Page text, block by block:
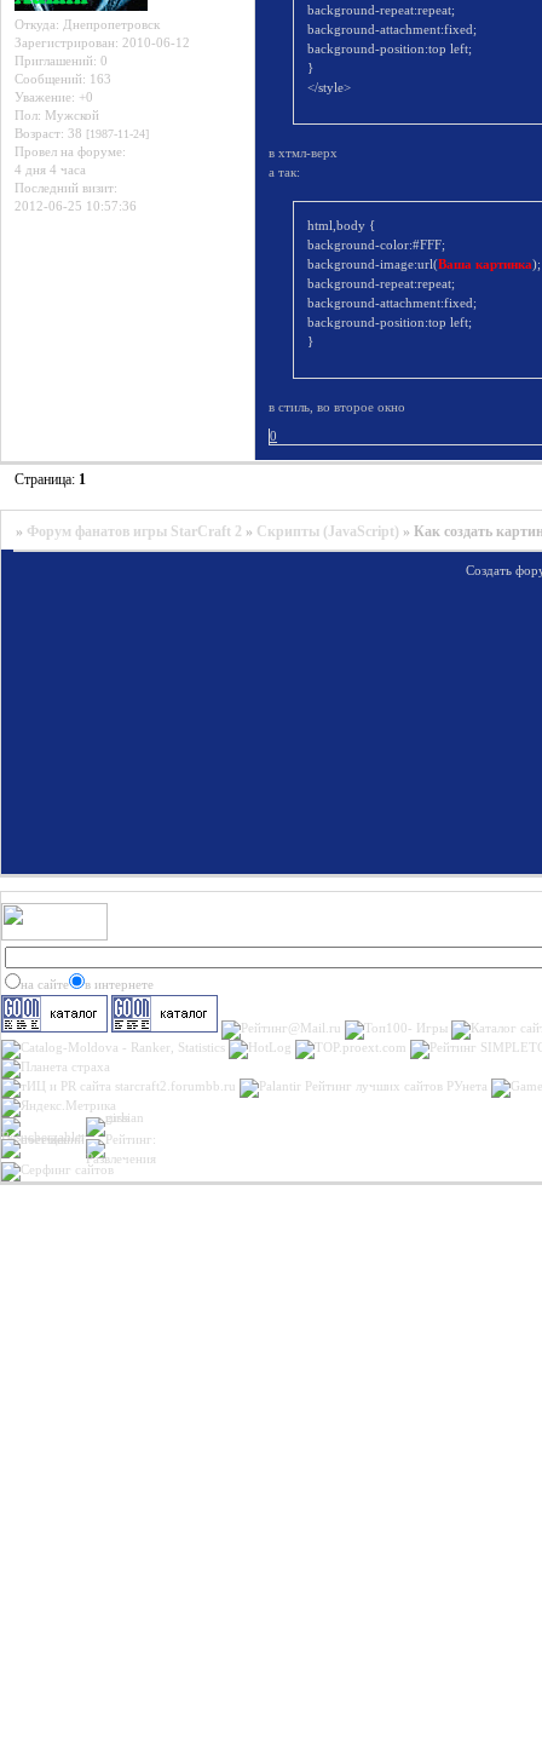
Откуда: Днепропетровск
Зарегистрирован: 2010-06-12
Приглашений: 0
Сообщений: 163
Уважение: +0
Пол: Мужской
Возраст: 38 [1987-11-24]
Провел на форуме:
4 дня 4 часа
Последний визит:
2012-06-25 10:57:36
background-repeat:repeat;
background-attachment:fixed;
background-position:top left;
}
</style>
в хтмл-верх
а так:
html,body {
background-color:#FFF;
background-image:url(Ваша картинка);
background-repeat:repeat;
background-attachment:fixed;
background-position:top left;
}
в стиль, во второе окно
0
Страница: 1
» Форум фанатов игры StarCraft 2 » Скрипты (JavaScript) »Как создать
Создать
на сайте в интернете
Рейтинг лучших сайтов РУнета